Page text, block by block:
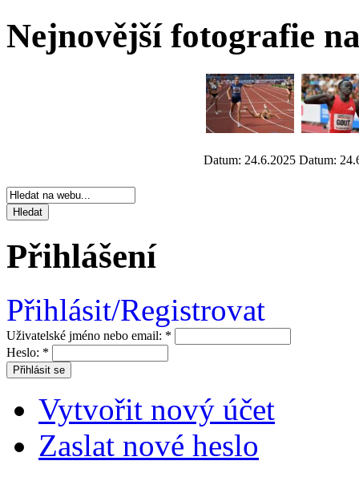
Nejnovější fotografie
Datum: 24.6.2025 Datum:
Přihlášení
Přihlásit/Registrovat
Uživatelské jméno nebo email: *
Heslo: *
Vytvořit nový účet
Zaslat nové heslo